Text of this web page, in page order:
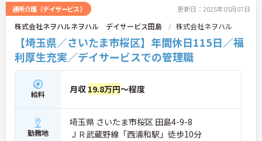
専門研修など、成長を支えるプログラムが豊富で
す。また、資格取得への評価も手厚く、スキルアッ
プが収入アップにもつながります。
＜プライベートも大切にできる柔軟な働き方＞年間
休日は117日あり、1時間単位で取得できる有給休暇
や、最大40日まで積み立てられる積立有給休暇な
ど、休みを取りやすい制度が整っています。
通所介護（デイサービス） 更新日：2025年05月07日
株式会社ネヲハルネヲハル デイサービス田島 株式会社ネヲハル
【埼玉県／さいたま市桜区】年間休日115日／福
利厚生充実／デイサービスでの管理職
給料 月収 19.8万円～程度
勤務地
埼玉県 さいたま市桜区 田島4-9-8
ＪＲ武蔵野線「西浦和駅」徒歩10分